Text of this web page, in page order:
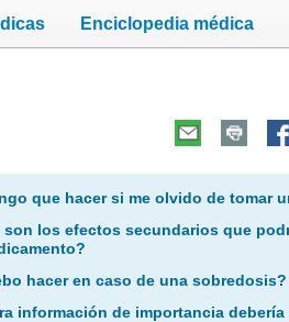
Enciclopedia médica
que hacer si me olvido de tomar
son los efectos secundarios que
hacer en caso de una sobredosis?
información de importancia debería